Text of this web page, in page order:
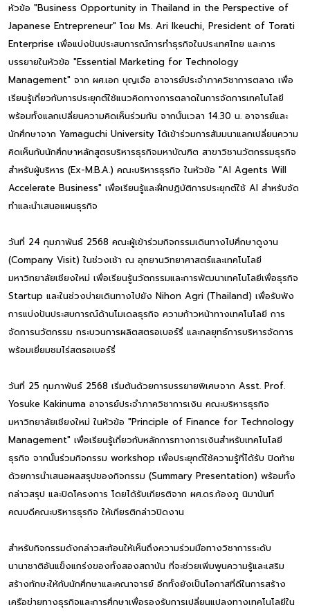
หัวข้อ "Business Opportunity in Thailand in the Perspective of
Japanese Entrepreneur" โดย Ms. Ari Ikeuchi, President of Torati
Enterprise เพื่อแบ่งปันประสบการณ์การทำธุรกิจในประเทศไทย และการ
บรรยายในหัวข้อ "Essential Marketing for Technology
Management" จาก ผศ.เอก บุญเจือ อาจารย์ประจำภาควิชาการตลาด เพื่อ
เรียนรู้เกี่ยวกับการประยุกต์ใช้แนวคิดทางการตลาดในการจัดการเทคโนโลยี
พร้อมทั้งแลกเปลี่ยนความคิดเห็นร่วมกัน จากนั้นเวลา 14.30 น. อาจารย์และ
นักศึกษาจาก Yamaguchi University ได้เข้าร่วมการสัมมนาแลกเปลี่ยนความ
คิดเห็นกับนักศึกษาหลักสูตรบริหารธุรกิจมหาบัณฑิต สาขาวิชานวัตกรรมธุรกิจ
สำหรับผู้บริหาร (Ex-M.B.A.) คณะบริหารธุรกิจ ในหัวข้อ "AI Agents Will
Accelerate Business" เพื่อเรียนรู้และฝึกปฏิบัติการประยุกต์ใช้ AI สำหรับจัด
ทำและนำเสนอแผนธุรกิจ
วันที่ 24 กุมภาพันธ์ 2568 คณะผู้เข้าร่วมกิจกรรมเดินทางไปศึกษาดูงาน
(Company Visit) ในช่วงเช้า ณ อุทยานวิทยาศาสตร์และเทคโนโลยี
มหาวิทยาลัยเชียงใหม่ เพื่อเรียนรู้นวัตกรรมและการพัฒนาเทคโนโลยีเพื่อธุรกิจ
Startup และในช่วงบ่ายเดินทางไปยัง Nihon Agri (Thailand) เพื่อรับฟัง
การแบ่งปันประสบการณ์ด้านโมเดลธุรกิจ ความก้าวหน้าทางเทคโนโลยี การ
จัดการนวัตกรรม กระบวนการผลิตสตรอเบอร์รี่ และกลยุทธ์การบริหารจัดการ
พร้อมเยี่ยมชมไร่สตรอเบอร์รี่
วันที่ 25 กุมภาพันธ์ 2568 เริ่มต้นด้วยการบรรยายพิเศษจาก Asst. Prof.
Yosuke Kakinuma อาจารย์ประจำภาควิชาการเงิน คณะบริหารธุรกิจ
มหาวิทยาลัยเชียงใหม่ ในหัวข้อ "Principle of Finance for Technology
Management" เพื่อเรียนรู้เกี่ยวกับหลักการทางการเงินสำหรับเทคโนโลยี
ธุรกิจ จากนั้นร่วมกิจกรรม workshop เพื่อประยุกต์ใช้ความรู้ที่ได้รับ ปิดท้าย
ด้วยการนำเสนอผลสรุปของกิจกรรม (Summary Presentation) พร้อมทั้ง
กล่าวสรุป และปิดโครงการ โดยได้รับเกียรติจาก ผศ.ดร.ก้องภู นิมานันท์
คณบดีคณะบริหารธุรกิจ ให้เกียรติกล่าวปิดงาน
สำหรับกิจกรรมดังกล่าวสะท้อนให้เห็นถึงความร่วมมือทางวิชาการระดับ
นานาชาติอันแข็งแกร่งของทั้งสองสถาบัน ที่จะช่วยเพิ่มพูนความรู้และเสริม
สร้างทักษะให้กับนักศึกษาและคณาจารย์ อีกทั้งยังเป็นโอกาสที่ดีในการสร้าง
เครือข่ายทางธุรกิจและการศึกษาเพื่อรองรับการเปลี่ยนแปลงทางเทคโนโลยีใน